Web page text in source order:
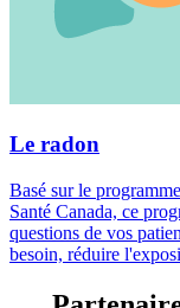
Le radon
Basé sur le
Santé Canada, ce
questions de vos
besoin, réduire